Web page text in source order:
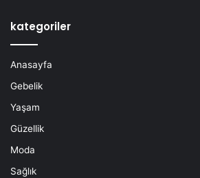
kategoriler
Anasayfa
Gebelik
Yaşam
Güzellik
Moda
Sağlık